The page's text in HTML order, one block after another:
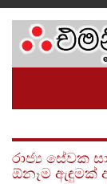
රාජ්‍ය සේවක
ඕනෑම ඇඳුමක්